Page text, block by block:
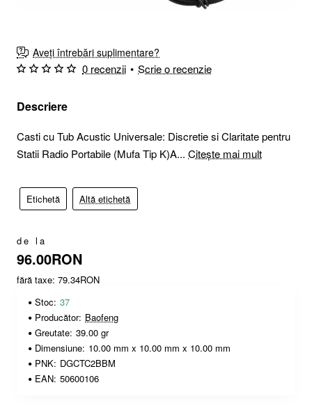
Aveți întrebări suplimentare?
Descriere
Casti cu Tub Acustic Universale: Discretie si Claritate pentru
Statii Radio Portabile (Mufa Tip K)A... Citește mai mult
Etichetă Altă etichetă
0 recenzii • Scrie o recenzie
de la
96.00RON
fără taxe: 79.34RON
Stoc: 37
Producător: Baofeng
Greutate: 39.00 gr
Dimensiune: 10.00 mm x 10.00 mm x 10.00 mm
PNK: DGCTC2BBM
EAN: 50600106